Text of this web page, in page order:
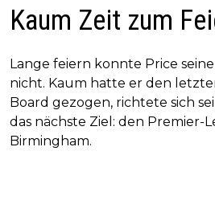
Kaum Zeit zum
Lange feiern konnte Price
nicht. Kaum hatte er den
Board gezogen, richtete sich
das nächste Ziel: den Premier-
Birmingham.